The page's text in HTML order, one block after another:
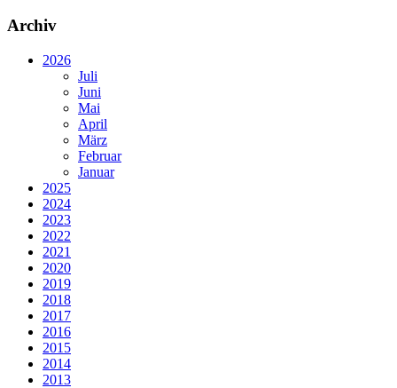
Archiv
2026
Juli
Juni
Mai
April
März
Februar
Januar
2025
2024
2023
2022
2021
2020
2019
2018
2017
2016
2015
2014
2013